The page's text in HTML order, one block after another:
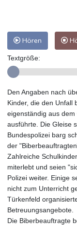
Hören
Textgröße:
Den Angaben nach
Kinder, die den Unfall
eigenständig aus
ausführte. Die Gleise
Bundespolizei barg
der
Zahlreiche
miterlebt und seien
Polizei weiter. Einige
nicht zum Unterricht
Türkenfeld
Betreuungsangebote.
Die Biberbeauftragte